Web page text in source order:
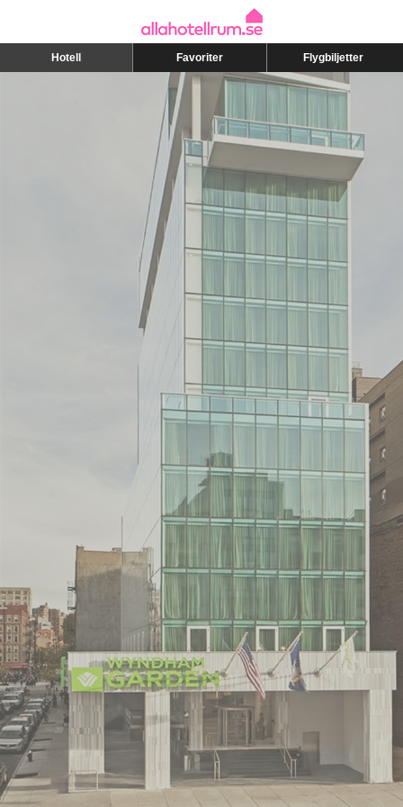
Hotell Favoriter Flygbiljetter